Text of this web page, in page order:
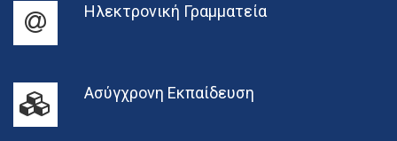
Ηλεκτρονική Γραμματεία
Ασύγχρονη Εκπαίδευση